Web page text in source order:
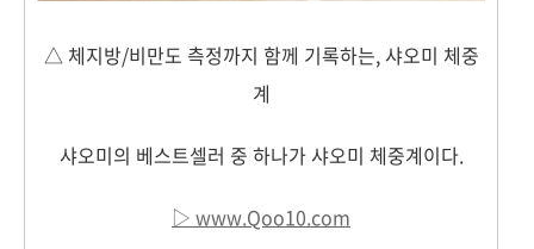
△ 체지방/비만도 측정까지 함께 기록하는, 샤오미 체중
계
샤오미의 베스트셀러 중 하나가 샤오미 체중계이다.
▷ www.Qoo10.com